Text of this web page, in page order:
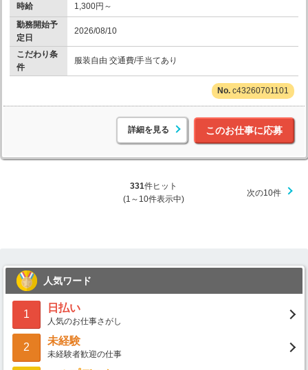
時給
1,300円～
勤務開始予
定日
2026/08/10
こだわり条
件
服装自由 交通費/手当てあり
c43260701101
詳細を見る このお仕事に応募
331件ヒット
(1～10件表示中)
次の10件
人気ワード
1
日払い
人気のお仕事さがし
2
未経験
未経験者歓迎の仕事